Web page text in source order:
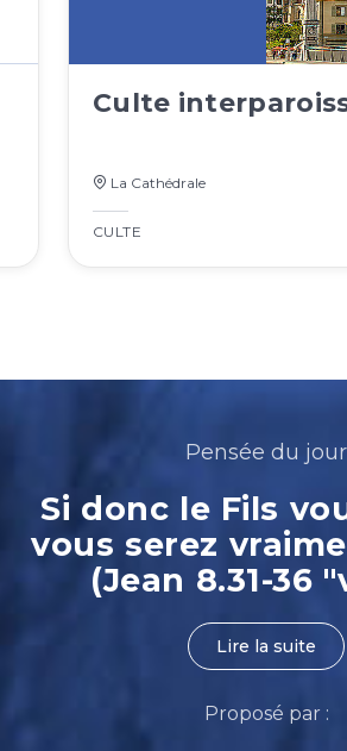
Culte
La Cathédrale
CULTE
Pensée du jour
Si donc le Fils
vous serez
(Jean 8.31-36
Lire la suite
Proposé par :